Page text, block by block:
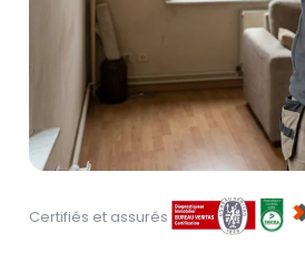
Certifiés et assurés